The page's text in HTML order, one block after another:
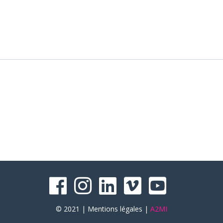
© 2021 | Mentions légales | A2MI